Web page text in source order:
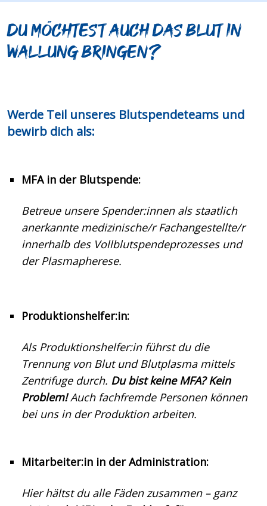
Du möchtest auch das Blut in
Wallung bringen?
Werde Teil unseres Blutspendeteams und
bewirb dich als:
MFA in der Blutspende:
Betreue unsere Spender:innen als staatlich
anerkannte medizinische/r Fachangestellte/r
innerhalb des Vollblutspendeprozesses und
der Plasmapherese.
Produktionshelfer:in:
Als Produktionshelfer:in führst du die
Trennung von Blut und Blutplasma mittels
Zentrifuge durch. Du bist keine MFA? Kein
Problem!Auch fachfremde Personen können
bei uns in der Produktion arbeiten.
Mitarbeiter:in in der Administration:
Hier hältst du alle Fäden zusammen – ganz